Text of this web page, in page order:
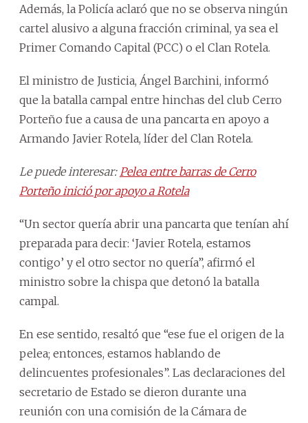
Además, la Policía aclaró que no se observa ningún
cartel alusivo a alguna fracción criminal, ya sea el
Primer Comando Capital (PCC) o el Clan Rotela.
El ministro de Justicia, Ángel Barchini, informó
que la batalla campal entre hinchas del club Cerro
Porteño fue a causa de una pancarta en apoyo a
Armando Javier Rotela, líder del Clan Rotela.
Le puede interesar:Pelea entre barras de Cerro
Porteño inició por apoyo a Rotela
“Un sector quería abrir una pancarta que tenían ahí
preparada para decir: ‘Javier Rotela, estamos
contigo’ y el otro sector no quería”, afirmó el
ministro sobre la chispa que detonó la batalla
campal.
En ese sentido, resaltó que “ese fue el origen de la
pelea; entonces, estamos hablando de
delincuentes profesionales”. Las declaraciones del
secretario de Estado se dieron durante una
reunión con una comisión de la Cámara de